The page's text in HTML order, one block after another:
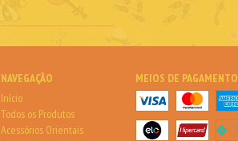
NAVEGAÇÃO
Início
Todos os Produtos
Acessórios Orientais
MEIOS DE PAGAMENTO